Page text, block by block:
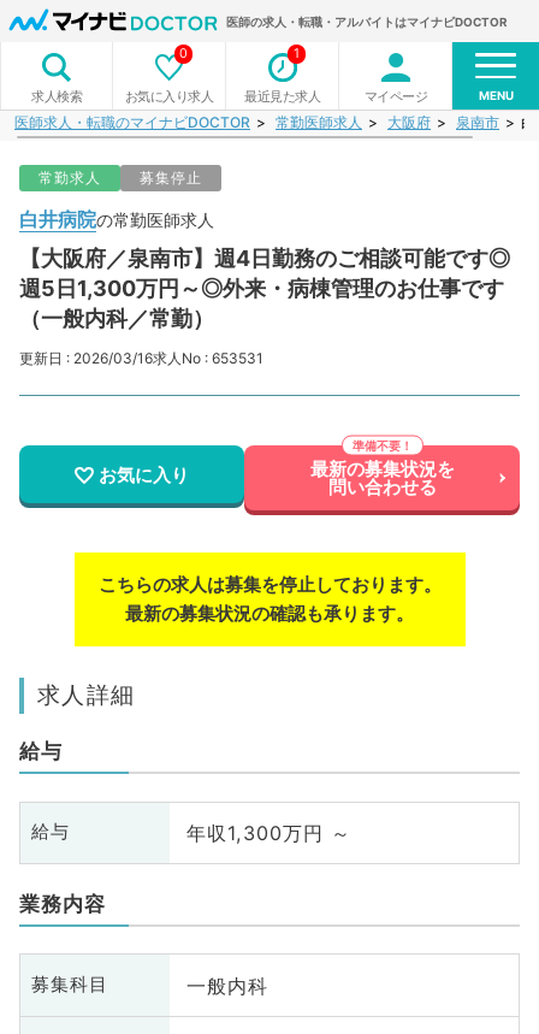
医師の求人・転職・アルバイトはマイナビDOCTOR
求人検索 お気に入り求人
0
最近見た求人
1
マイページ MENU
医師求人・転職のマイナビDOCTOR 常勤医師求人 大阪府 泉南市 白
常勤求人 募集停止
白井病院の常勤医師求人
【大阪府／泉南市】週4日勤務のご相談可能です◎
週5日1,300万円～◎外来・病棟管理のお仕事です
（一般内科／常勤）
更新日 : 2026/03/16求人No : 653531
お気に入り 最新の募集状況を
問い合わせる
こちらの求人は募集を停止しております。
最新の募集状況の確認も承ります。
求人詳細
給与
給与 年収1,300万円 ～
業務内容
募集科目 一般内科